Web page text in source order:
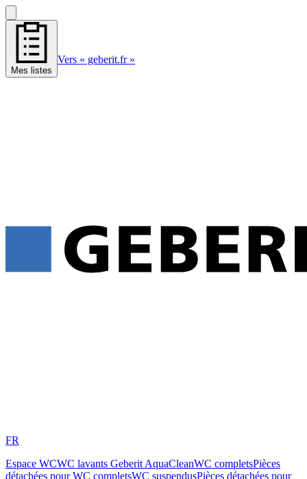
Mes listes
Vers « geberit.fr »
FR
Espace WCWC lavants Geberit AquaCleanWC completsPièces
détachées pour WC completsWC suspendusPièces détachées pour